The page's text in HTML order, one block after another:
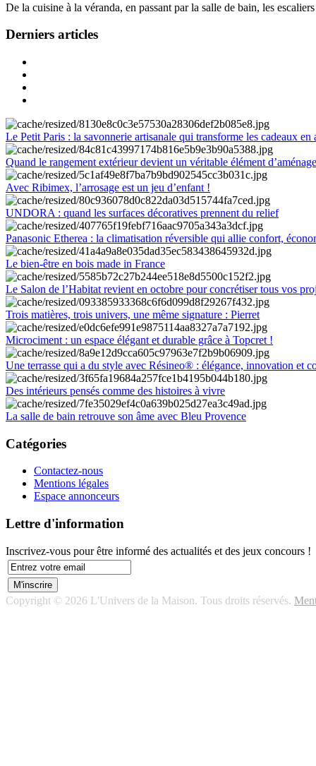
De la cuisine à la véranda, en passant par la salle de bain, les
Derniers articles
Le Petit Paris : la savonnerie artisanale qui transforme les cadeaux en
Quand le rangement extérieur devient un véritable élément
Avec Ribimex, l’arrosage est un jeu d’enfant !
UNDORA : quand les surfaces décoratives prennent du relief
Panasonic Etherea : la climatisation réversible qui allie confort,
Le bien-être en bois made in France
Le Salon de l’Habitat revient en octobre pour concrétiser tous vos
Trois matières, trois univers, une même signature : Pierret
Microciment : un espace élégant et durable grâce à Topcret !
Une terrasse qui a du style avec Résineo® : élégance, innovation et
Des intérieurs pensés comme des histoires à vivre
La salle de bain retrouve son âme avec Bleu Provence
Catégories
Contactez-nous
Mentions légales
Espace annonceurs
Lettre d'information
Inscrivez-vous pour être informé des actualités et des jeux concours !
Copyright © 2026 L'Univers de la Maison. Tous droits réservés.